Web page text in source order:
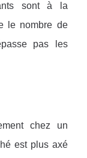
sont à la
le nombre de
pas les
chez un
est plus axé